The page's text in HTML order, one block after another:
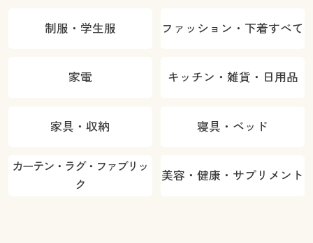
制服・学生服 ファッション・下着すべて
家電 キッチン・雑貨・日用品
家具・収納 寝具・ベッド
カーテン・ラグ・ファブリッ
ク
美容・健康・サプリメント